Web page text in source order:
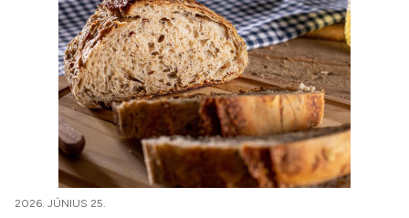
2026. JÚNIUS 25.